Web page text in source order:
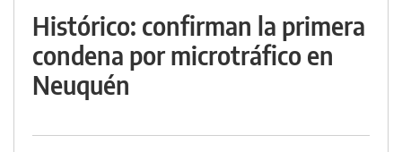
Histórico: confirman la primera
condena por microtráfico en
Neuquén